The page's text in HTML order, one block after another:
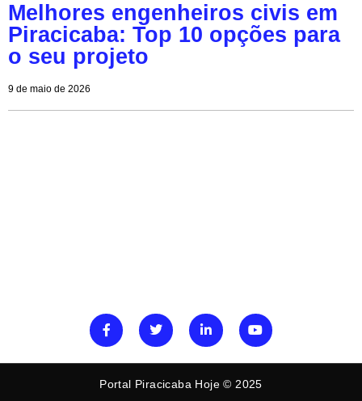
Melhores engenheiros civis em
Piracicaba: Top 10 opções para
o seu projeto
9 de maio de 2026
Portal Piracicaba Hoje © 2025